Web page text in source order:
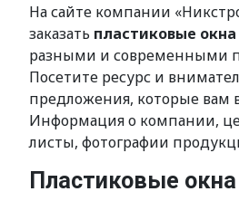
На сайте компании
заказать пластиковые окна
разными и современными
Посетите ресурс и
предложения, которые вам
Информация о компании,
листы, фотографии
Пластиковые окна